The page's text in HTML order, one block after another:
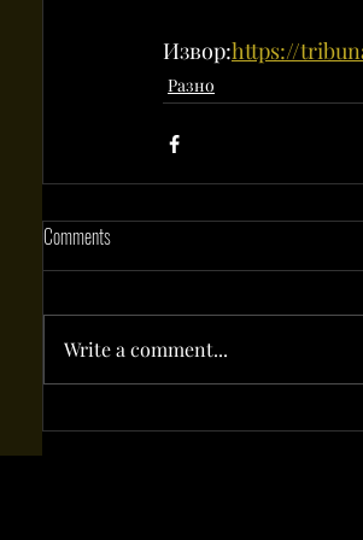
Извор:https://
Разно
Comments
Write a comment...